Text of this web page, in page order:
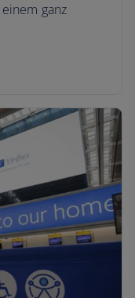
ganz